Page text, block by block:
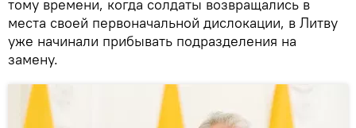
тому времени, когда солдаты возвращались в
места своей первоначальной дислокации, в Литву
уже начинали прибывать подразделения на
замену.